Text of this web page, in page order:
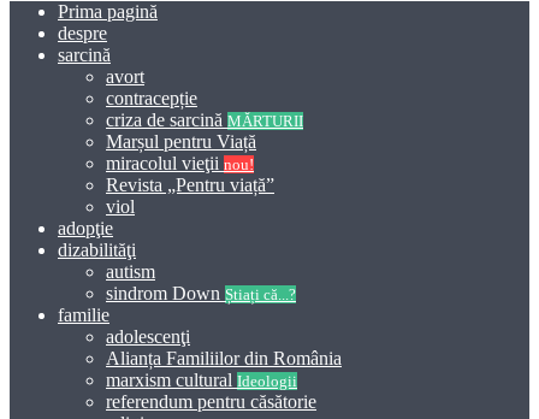
Prima pagină
despre
sarcină
avort
contracepție
criza de sarcină MĂRTURII
Marșul pentru Viață
miracolul vieţii nou!
Revista „Pentru viață”
viol
adopţie
dizabilităţi
autism
sindrom Down Știați că...?
familie
adolescenţi
Alianța Familiilor din România
marxism cultural Ideologii
referendum pentru căsătorie